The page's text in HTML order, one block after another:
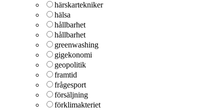
härskartekniker
hälsa
hållbarhet
hållbarhet
greenwashing
gigekonomi
geopolitik
framtid
frågesport
försäljning
förklimakteriet